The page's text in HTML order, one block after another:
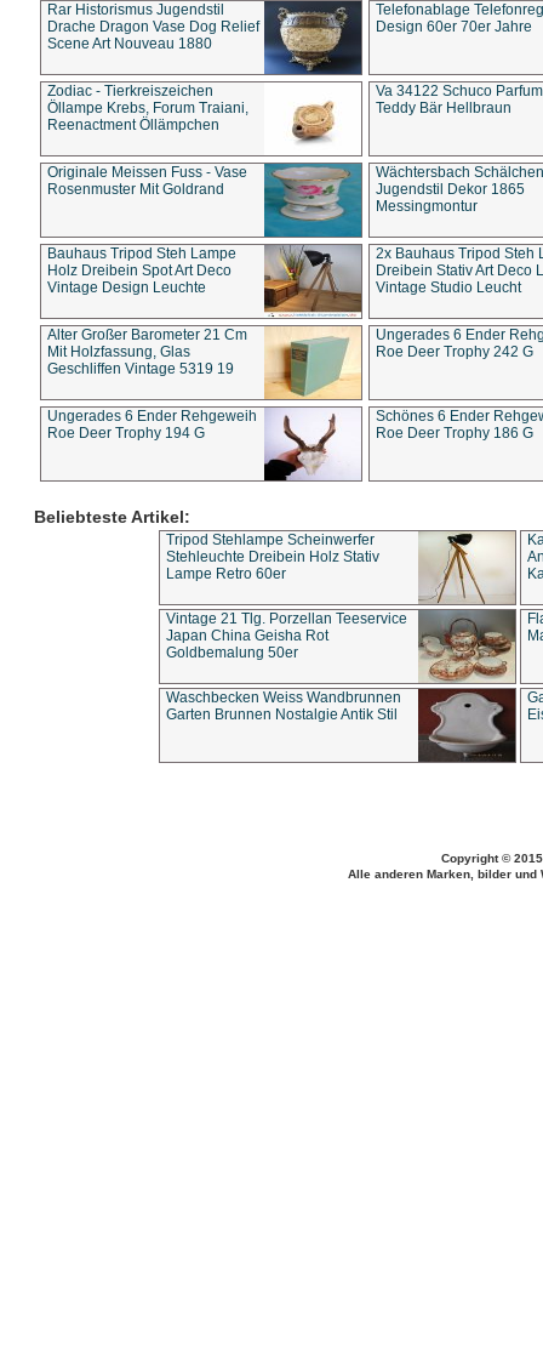
Rar Historismus Jugendstil
Drache Dragon Vase Dog Relief
Scene Art Nouveau 1880
Telefonablage
Design 60er 70er Jahre
Zodiac - Tierkreiszeichen
Öllampe Krebs, Forum Traiani,
Reenactment Öllämpchen
Va 34122 Schuco
Teddy Bär Hellbraun
Originale Meissen Fuss - Vase
Rosenmuster Mit Goldrand
Wächtersbach Schälchen
Jugendstil Dekor 1865
Messingmontur
Bauhaus Tripod Steh Lampe
Holz Dreibein Spot Art Deco
Vintage Design Leuchte
2x Bauhaus Tripod Steh
Dreibein Stativ Art Deco
Vintage Studio Leucht
Alter Großer Barometer 21 Cm
Mit Holzfassung, Glas
Geschliffen Vintage 5319 19
Ungerades 6 Ender
Roe Deer Trophy 242 G
Ungerades 6 Ender Rehgeweih
Roe Deer Trophy 194 G
Schönes 6 Ender
Roe Deer Trophy 186 G
Beliebteste Artikel:
Tripod Stehlampe Scheinwerfer
Stehleuchte Dreibein Holz Stativ
Lampe Retro 60er
Vintage 21 Tlg. Porzellan Teeservice
Japan China Geisha Rot
Goldbemalung 50er
Waschbecken Weiss Wandbrunnen
Garten Brunnen Nostalgie Antik Stil
Copyright ©
Alle anderen Marken, bilder und